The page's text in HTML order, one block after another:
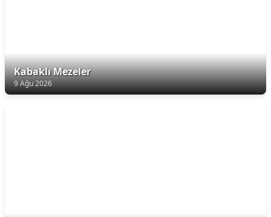
Kabaklı Mezeler
9 Ağu 2026